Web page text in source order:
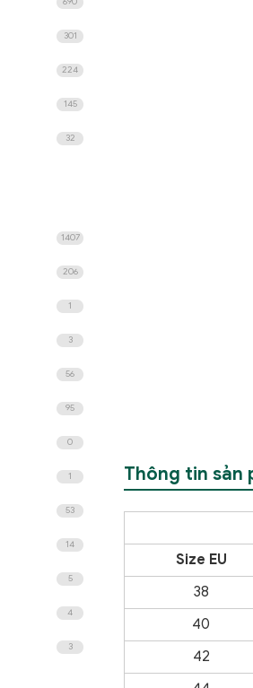
Thông tin sản
Size EU
38
40
42
301
224
145
32
1407
206
1
3
56
95
0
1
53
14
5
4
3